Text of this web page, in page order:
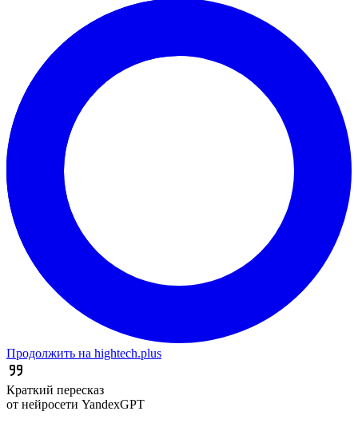
Продолжить на hightech.plus
Краткий пересказ
от нейросети YandexGPT